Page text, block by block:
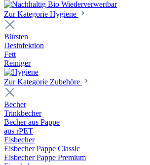
Zur Kategorie Hygiene
Bürsten
Desinfektion
Fett
Reiniger
Zur Kategorie Zubehöre
Becher
Trinkbecher
Becher aus Pappe
aus rPET
Eisbecher
Eisbecher Pappe Classic
Eisbecher Pappe Premium